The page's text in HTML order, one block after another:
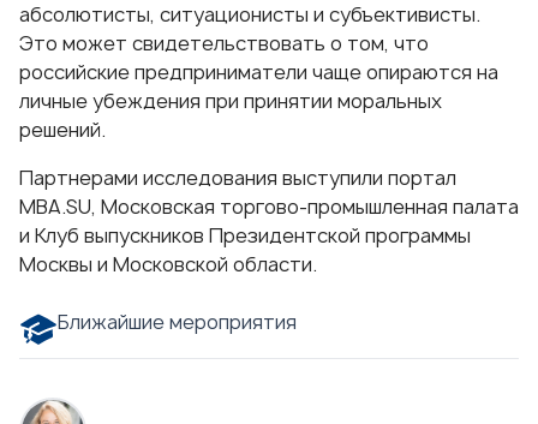
абсолютисты, ситуационисты и субъективисты.
Это может свидетельствовать о том, что
российские предприниматели чаще опираются на
личные убеждения при принятии моральных
решений.
Партнерами исследования выступили портал
MBA.SU, Московская торгово-промышленная палата
и Клуб выпускников Президентской программы
Москвы и Московской области.
Ближайшие мероприятия